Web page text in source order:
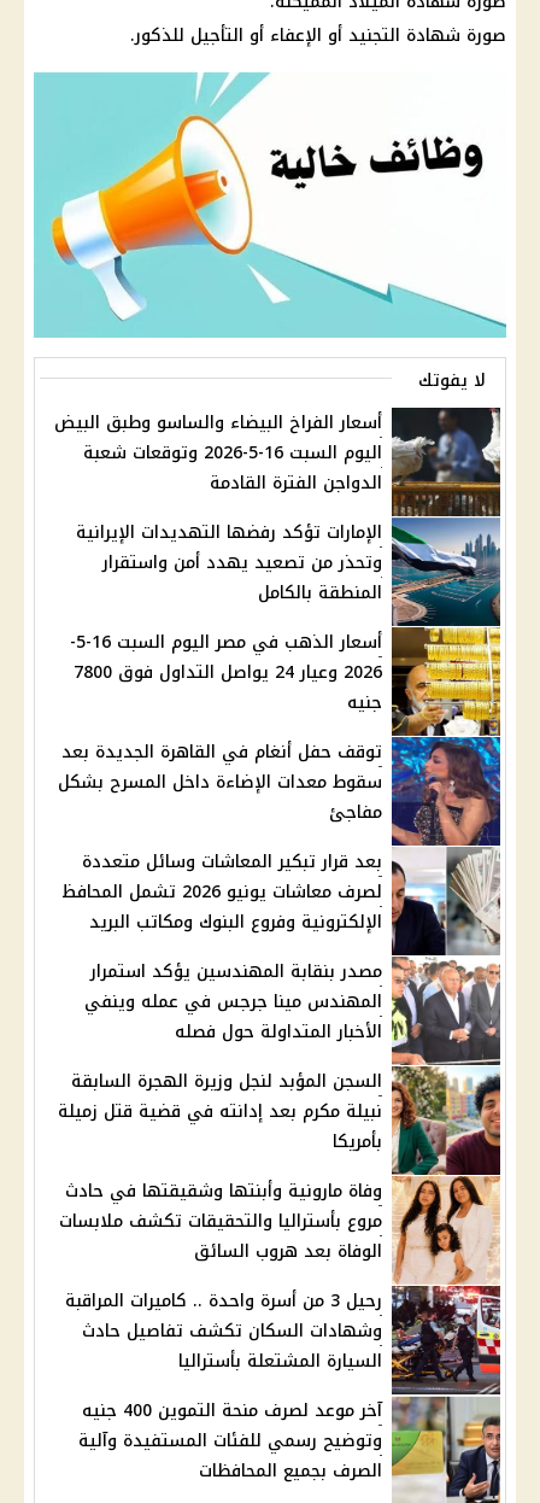
صورة شهادة التجنيد أو الإعفاء أو التأجيل للذكور.
لا يفوتك
أسعار الفراخ البيضاء والساسو وطبق البيض
اليوم السبت 16-5-2026 وتوقعات شعبة
الدواجن الفترة القادمة
الإمارات تؤكد رفضها التهديدات الإيرانية
وتحذر من تصعيد يهدد أمن واستقرار
المنطقة بالكامل
أسعار الذهب في مصر اليوم السبت 16-5-
2026 وعيار 24 يواصل التداول فوق 7800
جنيه
توقف حفل أنغام في القاهرة الجديدة بعد
سقوط معدات الإضاءة داخل المسرح بشكل
مفاجئ
بعد قرار تبكير المعاشات وسائل متعددة
لصرف معاشات يونيو 2026 تشمل المحافظ
الإلكترونية وفروع البنوك ومكاتب البريد
مصدر بنقابة المهندسين يؤكد استمرار
المهندس مينا جرجس في عمله وينفي
الأخبار المتداولة حول فصله
السجن المؤبد لنجل وزيرة الهجرة السابقة
نبيلة مكرم بعد إدانته في قضية قتل زميلة
بأمريكا
وفاة مارونية وأبنتها وشقيقتها في حادث
مروع بأستراليا والتحقيقات تكشف ملابسات
الوفاة بعد هروب السائق
رحيل 3 من أسرة واحدة .. كاميرات المراقبة
وشهادات السكان تكشف تفاصيل حادث
السيارة المشتعلة بأستراليا
آخر موعد لصرف منحة التموين 400 جنيه
وتوضيح رسمي للفئات المستفيدة وآلية
الصرف بجميع المحافظات